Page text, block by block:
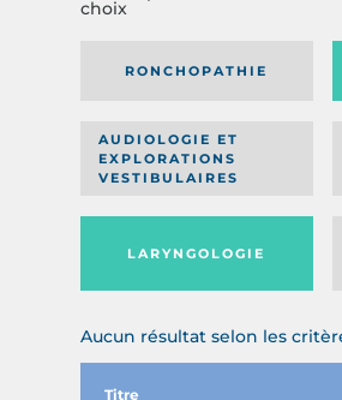
choix
RONCHOPATHIE
AUDIOLOGIE ET
EXPLORATIONS
VESTIBULAIRES
LARYNGOLOGIE
Aucun résultat selon les
Titre